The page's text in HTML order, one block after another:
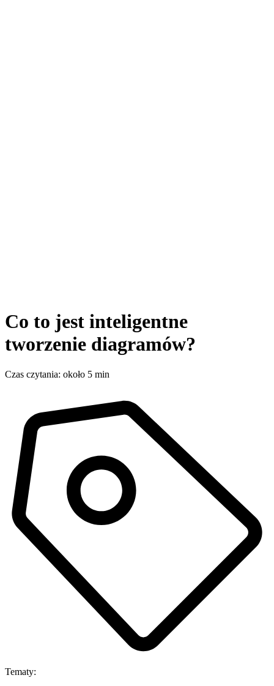
Co to jest inteligentne
tworzenie diagramów?
Czas czytania: około 5 min
Tematy: